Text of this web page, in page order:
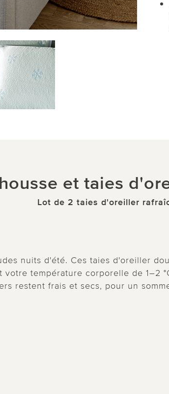
et taies
Lot de 2 taies d'oreiller
nuits d'été. Ces taies d'oreiller
température corporelle de 1–2
restent frais et secs, pour un